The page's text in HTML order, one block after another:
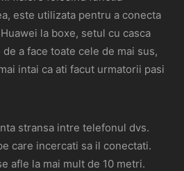
este utilizata pentru a conecta
la boxe, setul cu casca
a face toate cele de mai sus,
intai ca ati facut urmatorii pasi
stransa intre telefonul dvs.
care incercati sa il conectati.
afle la mai mult de 10 metri.